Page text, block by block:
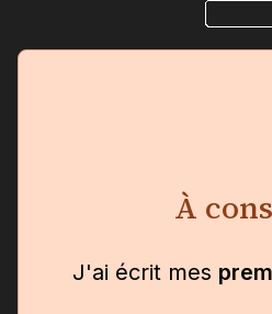
À
J'ai écrit mes